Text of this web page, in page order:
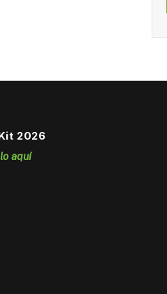
2026
aquí